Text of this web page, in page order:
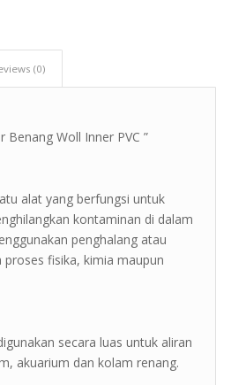
(0)
Benang Woll Inner PVC ”
alat yang berfungsi untuk
kontaminan di dalam
penghalang atau
proses fisika, kimia maupun
secara luas untuk aliran
akuarium dan kolam renang.